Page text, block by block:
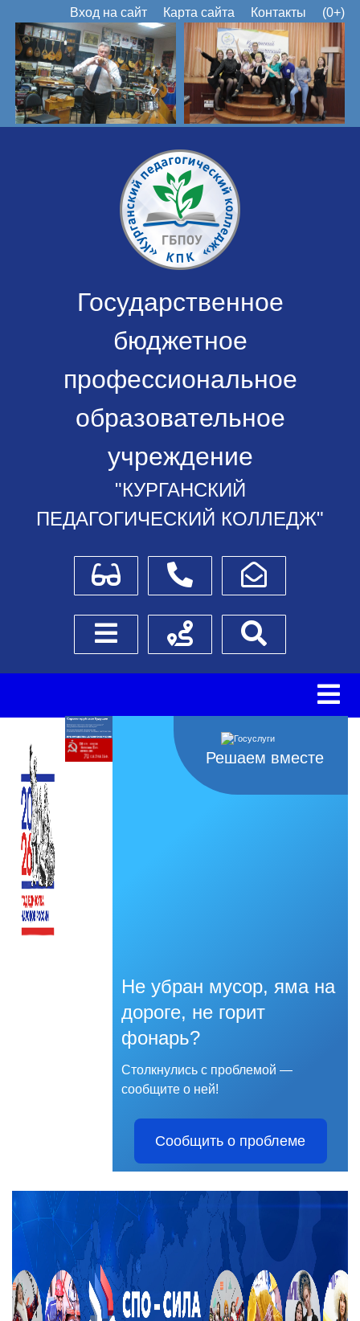
Вход на сайт Карта сайта Контакты (0+)
Государственное
бюджетное
профессиональное
образовательное
учреждение
"КУРГАНСКИЙ
ПЕДАГОГИЧЕСКИЙ КОЛЛЕДЖ"
Для слабовидящихТелефоныНаписать обращение
Боковое менюСхема проезда
Решаем вместе
Не убран мусор, яма на
дороге, не горит
фонарь?
Столкнулись с проблемой —
сообщите о ней!
Сообщить о проблеме